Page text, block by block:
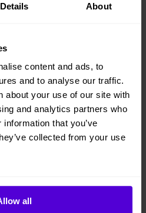
Details About
content and ads, to
and to analyse our traffic.
about your use of our site with
and analytics partners who
that you’ve
collected from your use
all
faktureras per månad
du vill, med enbart en
1 månads
uppsägningstid